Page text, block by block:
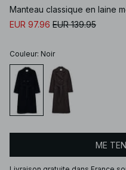
Manteau classique en laine
EUR 97.96 EUR 139.95
Couleur: Noir
ME